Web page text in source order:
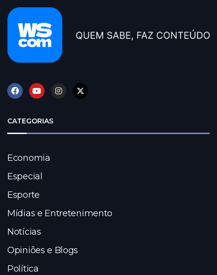
CATEGORIAS
Economia
Especial
Esporte
Mídias e Entretenimento
Notícias
Opiniões e Blogs
Política